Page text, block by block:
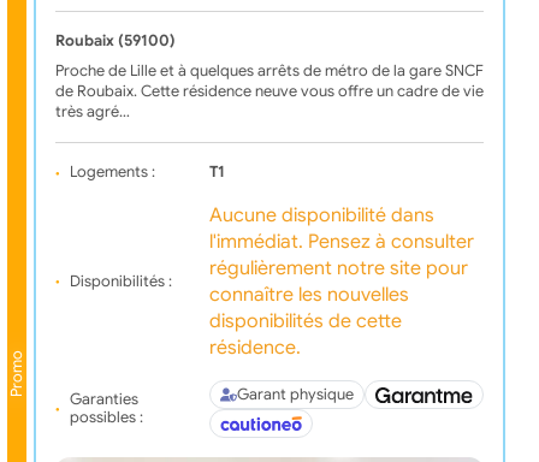
Promo
Roubaix (59100)
Proche de Lille et à quelques arrêts de métro de la gare SNCF
de Roubaix. Cette résidence neuve vous offre un cadre de vie
très agré…
Logements : T1
Disponibilités :
Aucune disponibilité dans
l'immédiat. Pensez à consulter
régulièrement notre site pour
connaître les nouvelles
disponibilités de cette
résidence.
Garanties
possibles :
Garant physique